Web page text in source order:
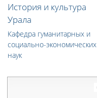
История и культура
Урала
Кафедра гуманитарных и
социально-экономических
наук